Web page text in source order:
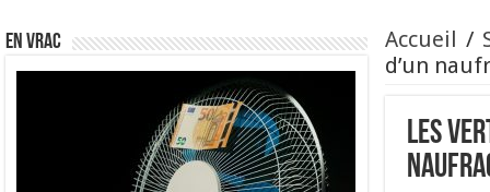
Accueil /
d’un
Les
EN VRAC